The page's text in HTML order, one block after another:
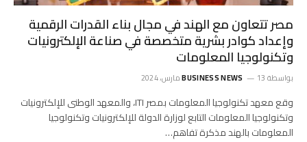
مصر تتعاون مع الهند في مجال بناء القدرات الرقمية
وإعداد كوادر بشرية متخصصة في صناعة الإلكترونيات
وتكنولوجيا المعلومات
بواسطة BUSINESS NEWS 13 مارس، 2024
وقع معهد تكنولوجيا المعلومات بمصر ITI، والمعهد الوطنى للإلكترونيات
وتكنولوجيا المعلومات التابع لوزارة الدولة للإلكترونيات وتكنولوجيا
المعلومات بالهند مذكرة تفاهم…